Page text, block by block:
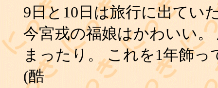
9日と10日は旅行に出てい
今宮戎の福娘はかわいい
まったり。 これを1年飾
(酷